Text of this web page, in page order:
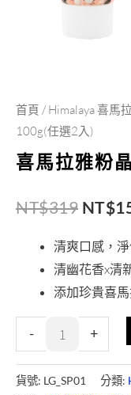
首頁 / Himalaya 喜馬
100g(任選2入)
喜馬拉雅粉
NT$319 NT$
清爽口感，
清幽花香x清
添加珍貴喜
-
數
量
+
貨號: LG_SP01 分類: